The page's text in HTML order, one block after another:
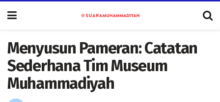
Menyusun Pameran: Catatan
Sederhana Tim Museum
Muhammadiyah